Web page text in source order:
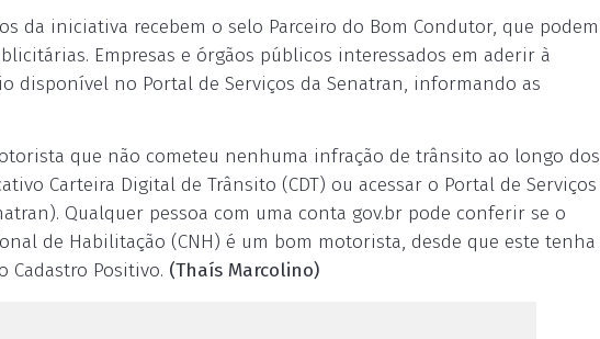
da iniciativa recebem o selo Parceiro do Bom Condutor, que podem
Empresas e órgãos públicos interessados em aderir à
disponível no Portal de Serviços da Senatran, informando as
que não cometeu nenhuma infração de trânsito ao longo dos
Carteira Digital de Trânsito (CDT) ou acessar o Portal de Serviços
Qualquer pessoa com uma conta gov.br pode conferir se o
de Habilitação (CNH) é um bom motorista, desde que este tenha
Cadastro Positivo. (Thaís Marcolino)